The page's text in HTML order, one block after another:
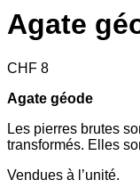
Agate
CHF 8
Agate géode
Les pierres brutes
transformés. Elles
Vendues à l’unité.